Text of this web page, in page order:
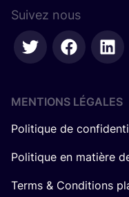
Suivez nous
MENTIONS LÉGALES
Politique de
Politique en matière
Terms & Conditions